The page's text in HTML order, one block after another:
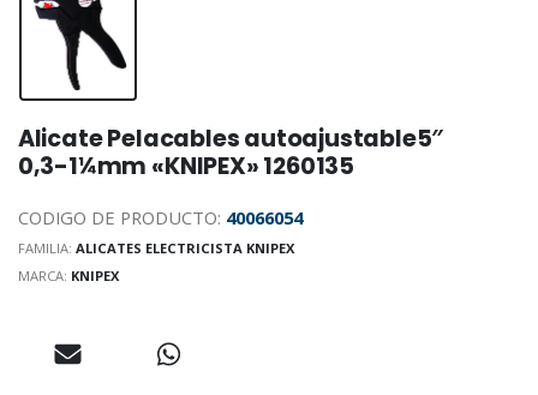
Alicate Pelacables autoajustable5″
0,3-1¼mm «KNIPEX» 1260135
CODIGO DE PRODUCTO: 40066054
FAMILIA: ALICATES ELECTRICISTA KNIPEX
MARCA: KNIPEX